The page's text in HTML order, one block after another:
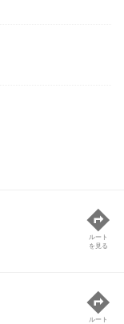
ルート
を見る
ルート